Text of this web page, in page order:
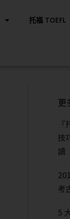
托福 TOEFL
更
技
讀
考
5